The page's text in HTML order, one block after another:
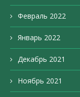
Февраль 2022
Январь 2022
Декабрь 2021
Ноябрь 2021